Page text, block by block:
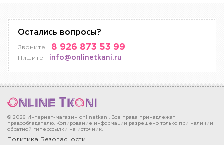
Остались вопросы?
Звоните: 8 926 873 53 99
Пишите: info@onlinetkani.ru
© 2026 Интернет-магазин onlinetkani. Все права принадлежат
правообладателю. Копирование информации разрешено только при наличии
обратной гиперссылки на источник.
Политика Безопасности